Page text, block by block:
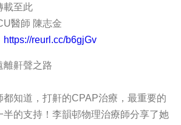
載至此
醫師 陳志金
https://reurl.cc/b6gjGv
離鼾聲之路
都知道，打鼾的CPAP治療，最重要的
半的支持！李韻邨物理治療師分享了她